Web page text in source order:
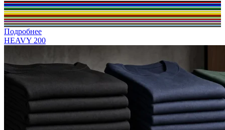
Подробнее
HEAVY 200